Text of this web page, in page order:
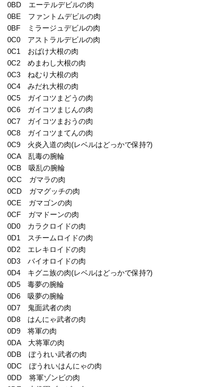
0BD エーテルデビルの肉
0BE ファントムデビルの肉
0BF ミラージュデビルの肉
0C0 アストラルデビルの肉
0C1 おばけ大根の肉
0C2 めまわし大根の肉
0C3 ねむり大根の肉
0C4 みだれ大根の肉
0C5 ガイコツまどうの肉
0C6 ガイコツまじんの肉
0C7 ガイコツまおうの肉
0C8 ガイコツまてんの肉
0C9 火炎入道の肉(レベルはどっかで保持?)
0CA 乱毒の腕輪
0CB 吸乱の腕輪
0CC ガマラの肉
0CD ガマグッチの肉
0CE ガマゴンの肉
0CF ガマドーンの肉
0D0 カラクロイドの肉
0D1 スチームロイドの肉
0D2 エレキロイドの肉
0D3 バイオロイドの肉
0D4 キグニ族の肉(レベルはどっかで保持?)
0D5 毒夢の腕輪
0D6 吸夢の腕輪
0D7 鬼面武者の肉
0D8 はんにゃ武者の肉
0D9 将軍の肉
0DA 大将軍の肉
0DB ぼうれい武者の肉
0DC ぼうれいはんにゃの肉
0DD 将軍ゾンビの肉